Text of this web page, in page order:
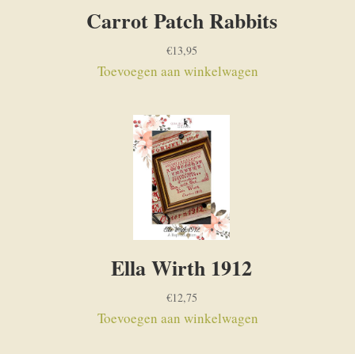
Carrot Patch Rabbits
€13,95
Toevoegen aan winkelwagen
Ella Wirth 1912
€12,75
Toevoegen aan winkelwagen